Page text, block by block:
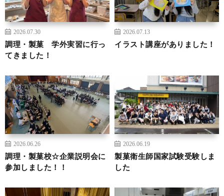
2026.07.30
調理・製菓 学外実習に行っ
てきました！
2026.07.13
イラスト講座がありました！
2026.06.26
調理・製菓校☆企業説明会に
参加しました！！
2026.06.19
製菓衛生師国家試験受験しま
した